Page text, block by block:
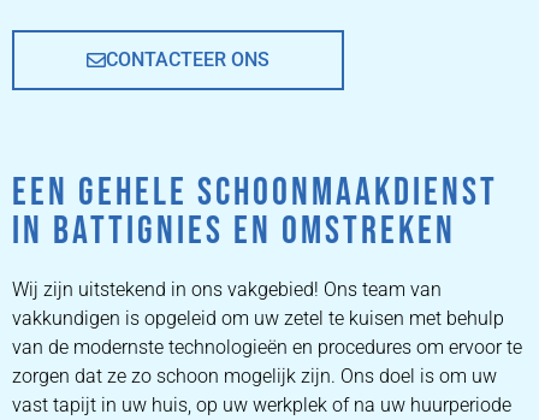
CONTACTEER ONS
EEN GEHELE SCHOONMAAKDIENST
IN BATTIGNIES EN OMSTREKEN
Wij zijn uitstekend in ons vakgebied! Ons team van
vakkundigen is opgeleid om uw zetel te kuisen met behulp
van de modernste technologieën en procedures om ervoor te
zorgen dat ze zo schoon mogelijk zijn. Ons doel is om uw
vast tapijt in uw huis, op uw werkplek of na uw huurperiode